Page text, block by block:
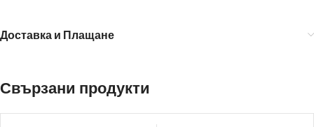
Доставка и Плащане
Свързани продукти